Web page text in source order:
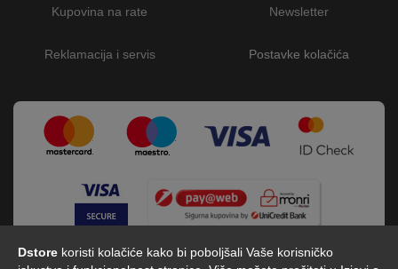
Dstore koristi kolačiće kako bi poboljšali Vaše korisničko
Kupovina na rate
Reklamacija i servis
Newsletter
Postavke kolačića